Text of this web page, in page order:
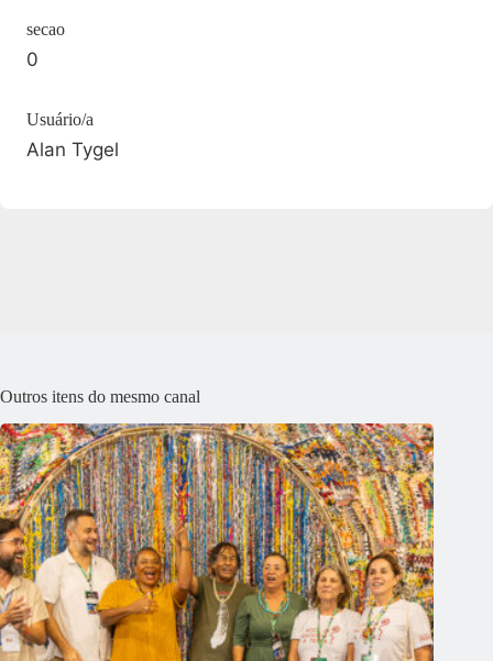
secao
0
Usuário/a
Alan Tygel
Outros itens do mesmo canal